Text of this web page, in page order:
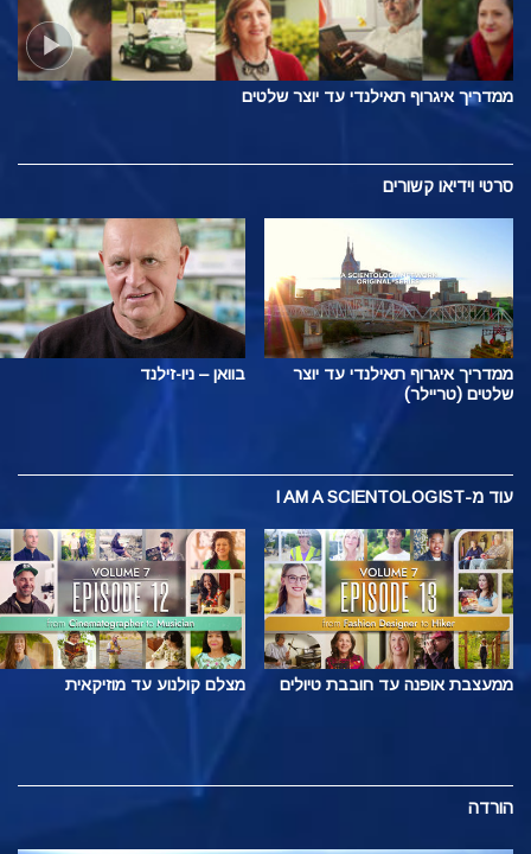
ממדריך איגרוף תאילנדי עד יוצר שלטים
סרטי וידיאו קשורים
ממדריך איגרוף תאילנדי עד יוצר
שלטים (טריילר)
בוואן – ניו-זילנד
עוד מ-I AM A SCIENTOLOGIST
ממעצבת אופנה עד חובבת טיולים מצלם קולנוע עד מוזיקאית
הורדה